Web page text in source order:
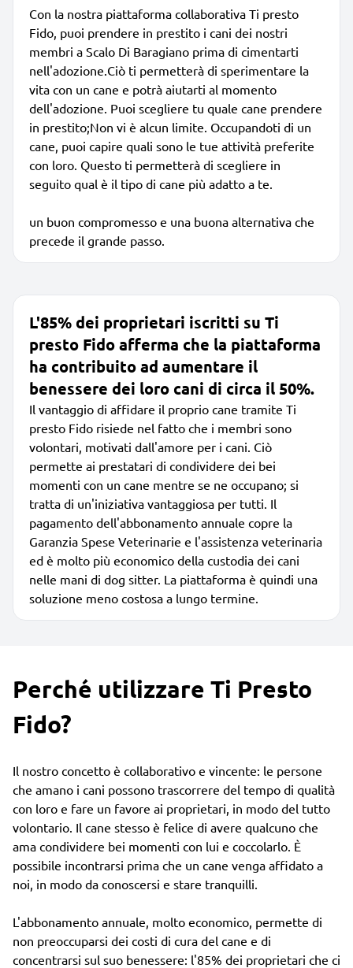
Con la nostra piattaforma collaborativa Ti presto
Fido, puoi prendere in prestito i cani dei nostri
membri a Scalo Di Baragiano prima di cimentarti
nell'adozione.Ciò ti permetterà di sperimentare la
vita con un cane e potrà aiutarti al momento
dell'adozione. Puoi scegliere tu quale cane prendere
in prestito;Non vi è alcun limite. Occupandoti di un
cane, puoi capire quali sono le tue attività preferite
con loro. Questo ti permetterà di scegliere in
seguito qual è il tipo di cane più adatto a te.
un buon compromesso e una buona alternativa che
precede il grande passo.
L'85% dei proprietari iscritti su Ti
presto Fido afferma che la piattaforma
ha contribuito ad aumentare il
benessere dei loro cani di circa il 50%.
Il vantaggio di affidare il proprio cane tramite Ti
presto Fido risiede nel fatto che i membri sono
volontari, motivati dall'amore per i cani. Ciò
permette ai prestatari di condividere dei bei
momenti con un cane mentre se ne occupano; si
tratta di un'iniziativa vantaggiosa per tutti. Il
pagamento dell'abbonamento annuale copre la
Garanzia Spese Veterinarie e l'assistenza veterinaria
ed è molto più economico della custodia dei cani
nelle mani di dog sitter. La piattaforma è quindi una
soluzione meno costosa a lungo termine.
Perché utilizzare Ti Presto
Fido?
Il nostro concetto è collaborativo e vincente: le persone
che amano i cani possono trascorrere del tempo di qualità
con loro e fare un favore ai proprietari, in modo del tutto
volontario. Il cane stesso è felice di avere qualcuno che
ama condividere bei momenti con lui e coccolarlo. È
possibile incontrarsi prima che un cane venga affidato a
noi, in modo da conoscersi e stare tranquilli.
L'abbonamento annuale, molto economico, permette di
non preoccuparsi dei costi di cura del cane e di
concentrarsi sul suo benessere: l'85% dei proprietari che ci